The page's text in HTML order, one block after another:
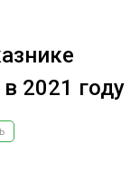
2021 году